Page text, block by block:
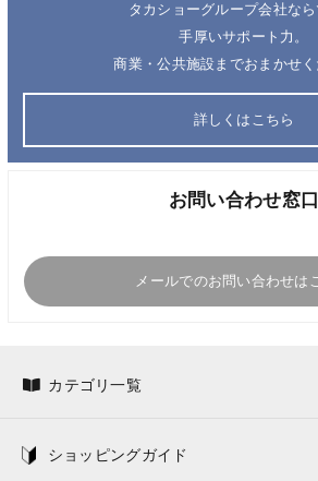
タカショーグループ会社な
手厚いサポート力。
商業・公共施設までおまかせく
詳しくはこちら
お問い合わせ窓口
メールでのお問い合わせは
カテゴリ一覧
ショッピングガイド